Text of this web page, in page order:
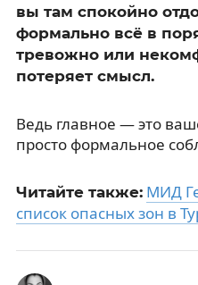
вы там спокойно
формально всё в
тревожно или
потеряет смысл.
Ведь главное — это
просто формальное
Читайте также: МИД
список опасных зон в